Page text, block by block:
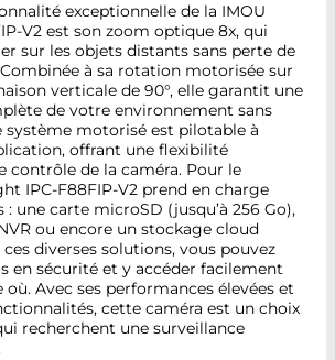
exceptionnelle de la IMOU
V2 est son zoom optique 8x, qui
sur les objets distants sans perte de
à sa rotation motorisée sur
verticale de 90°, elle garantit une
de votre environnement sans
système motorisé est pilotable à
offrant une flexibilité
contrôle de la caméra. Pour le
IPC-F88FIP-V2 prend en charge
une carte microSD (jusqu’à 256 Go),
ou encore un stockage cloud
ces diverses solutions, vous pouvez
en sécurité et y accéder facilement
où. Avec ses performances élevées et
cette caméra est un choix
recherchent une surveillance